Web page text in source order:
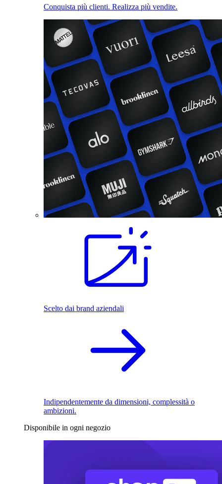
Conquista più clienti. Realizza più vendite.
Scelto dai brand aziendali
Indipendentemente da dimensioni, complessità o
ambizioni.
Disponibile in ogni negozio